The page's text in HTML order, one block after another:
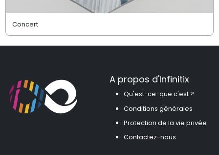
Concert
A propos d'Infinitix
Qu'est-ce-que c'est ?
Conditions générales
Protection de la vie privée
Contactez-nous